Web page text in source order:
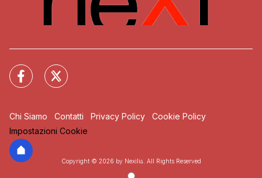
Chi Siamo Contatti Privacy Policy
Cookie Policy
Impostazioni Cookie
Copyright © 2026 by Nexilia. All Rights Reserved